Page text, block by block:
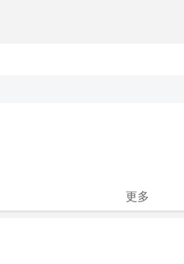
更多